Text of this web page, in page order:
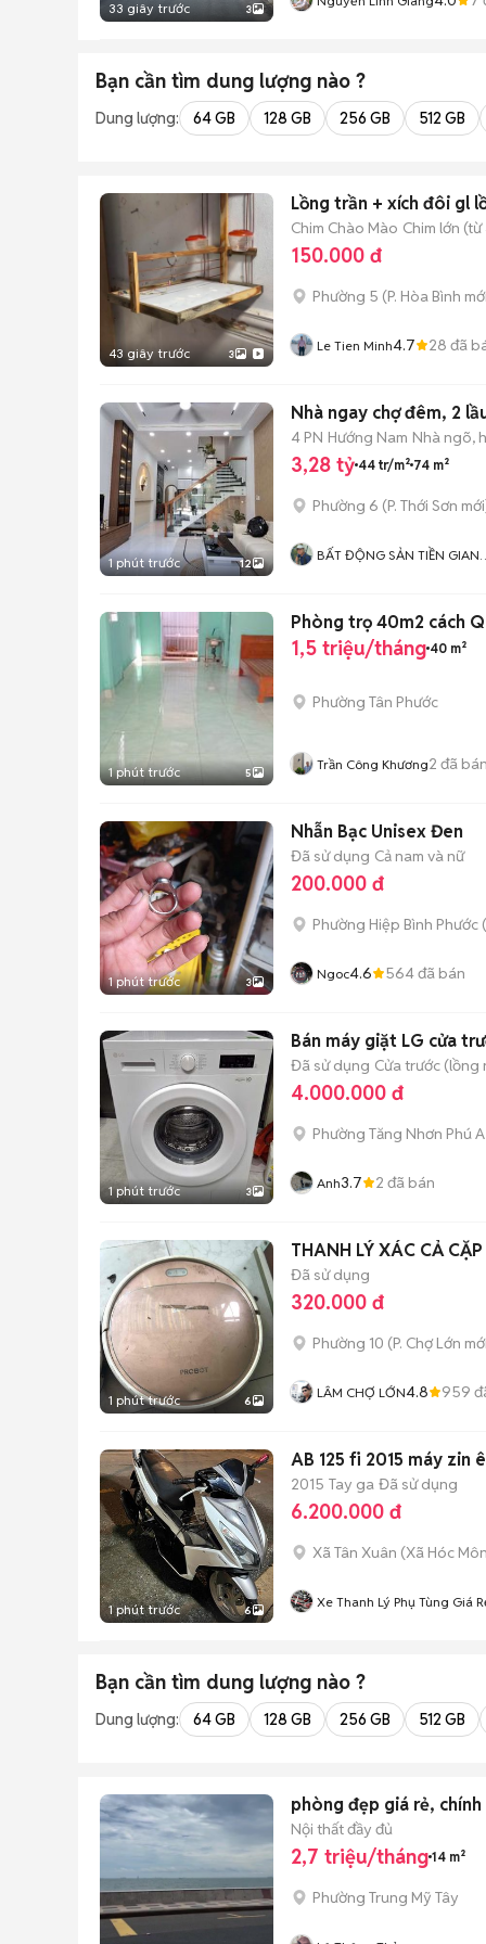
33 giây trước 3
Bạn cần tìm dung lượng nào ?
Dung lượng: 64 GB 128 GB 256 GB 512 GB
43 giây trước 3
Lồng trần + xích đôi gl
Chim Chào Mào Chim lớn
150.000 đ
Phường 5 (P. Hòa Bình
Le Tien Minh4.7 28 đã
1 phút trước 12
Nhà ngay chợ đêm, 2
4 PN Hướng Nam Nhà ngõ,
3,28 tỷ 44 tr/m² 74 m²
Phường 6 (P. Thới Sơn
BẤT ĐỘNG SẢN TIỀN
1 phút trước 5
Phòng trọ 40m2 cách
1,5 triệu/tháng 40 m²
Phường Tân Phước
Trần Công Khương2 đã
1 phút trước 3
Nhẫn Bạc Unisex Đen
Đã sử dụng Cả nam và nữ
200.000 đ
Phường Hiệp Bình
Ngoc4.6 564đã bán
1 phút trước 3
Bán máy giặt LG cửa
Đã sử dụng Cửa trước (lồng
4.000.000 đ
Phường Tăng Nhơn Phú
Anh3.7 2 đã bán
1 phút trước 6
THANH LÝ XÁC CẢ
Đã sử dụng
320.000 đ
Phường 10 (P. Chợ Lớn
LÂM CHỢ LỚN4.8 959
1 phút trước 6
AB 125 fi 2015 máy zin
2015 Tay ga Đã sử dụng
6.200.000 đ
Xã Tân Xuân (Xã Hóc
Xe Thanh Lý Phụ Tùng Giá
Bạn cần tìm dung lượng nào ?
Dung lượng: 64 GB 128 GB 256 GB 512 GB
phòng đẹp giá rẻ,
Nội thất đầy đủ
2,7 triệu/tháng 14 m²
Phường Trung Mỹ Tây